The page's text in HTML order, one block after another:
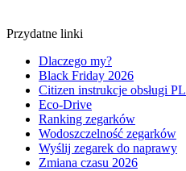
Przydatne linki
Dlaczego my?
Black Friday 2026
Citizen instrukcje obsługi PL
Eco-Drive
Ranking zegarków
Wodoszczelność zegarków
Wyślij zegarek do naprawy
Zmiana czasu 2026